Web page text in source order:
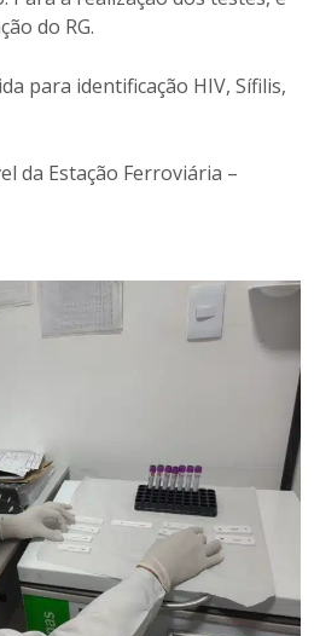
do RG.
para identificação HIV, Sífilis,
da Estação Ferroviária –